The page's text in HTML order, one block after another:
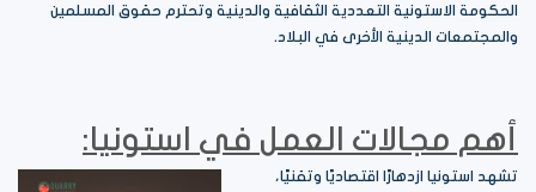
الحكومة الاستونية التعددية الثقافية والدينية وتحترم حقوق المسلمين
والمجتمعات الدينية الأخرى في البلاد.
أهم مجالات العمل في استونيا:
تشهد استونيا ازدهارًا اقتصاديًا وتقنيًا،